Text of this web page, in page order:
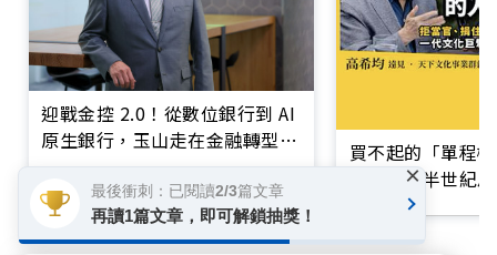
迎戰金控 2.0！從數位銀行到 AI
原生銀行，玉山走在金融轉型最
前線
買不起的「單程
響台灣近半世紀
最後衝刺：已閱讀2/3篇文章
再讀1篇文章，即可解鎖抽獎！
×